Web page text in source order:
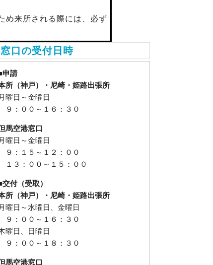
め来所される際には、必ず
窓口の受付日時
申請
所（神戸）・ 尼崎・姫路出張所
月曜日～金曜日
９：００～１６：３０
馬空港窓口
月曜日～金曜日
９：１５～１２：００
１３：００～１５：００
交付（受取）
所（神戸）・ 尼崎・姫路出張所
月曜日～水曜日、金曜日
９：００～１６：３０
曜日、日曜日
９：００～１８：３０
馬空港窓口